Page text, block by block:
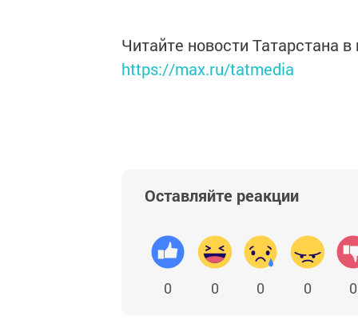
Читайте новости Татарстана
https://max.ru/tatmedia
Оставляйте реакции
0 0 0 0 0